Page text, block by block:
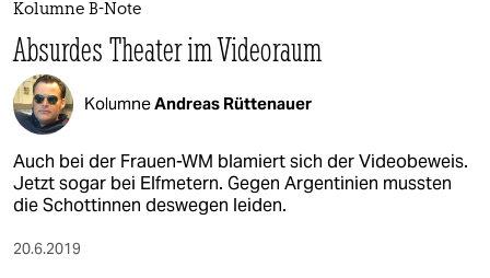
Kolumne B-Note
Absurdes Theater im Videoraum
KolumneAndreas Rüttenauer
Auch bei der Frauen-WM blamiert sich der Videobeweis.
Jetzt sogar bei Elfmetern. Gegen Argentinien mussten
die Schottinnen deswegen leiden.
20.6.2019